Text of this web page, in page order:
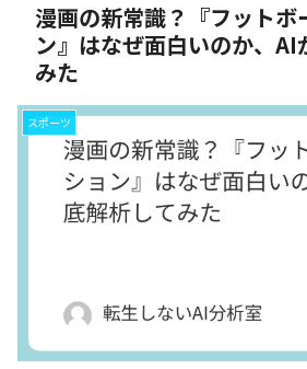
漫画の新常識？『フットボ
ン』はなぜ面白いのか、AI
みた
スポーツ